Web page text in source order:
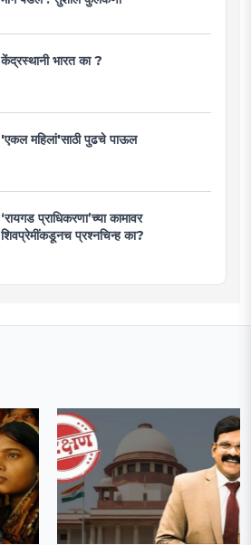
केंद्रस्थानी भारत का ?
'एकल महिलां'साठी पुढचे पाऊल
‘रायगड प्राधिकरणा’च्या कामावर
शिवप्रेमींकडूनच प्रश्नचिन्ह का?